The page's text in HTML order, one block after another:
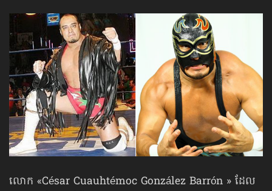
លោក «César Cuauhtémoc González Barrón » ដែល